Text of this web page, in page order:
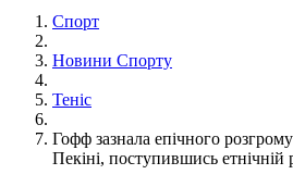
Спорт
Новини Спорту
Теніс
Гофф зазнала епічного
Пекіні, поступившись етнічній